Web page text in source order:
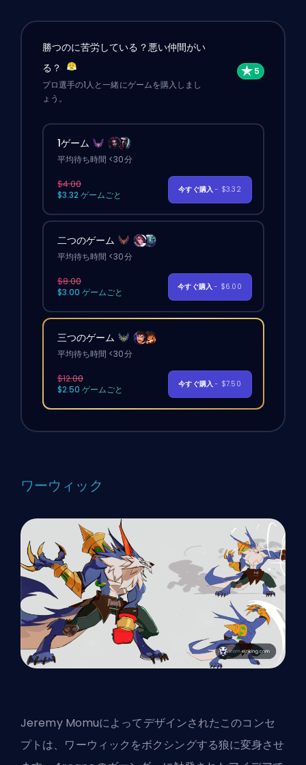
勝つのに苦労している？悪い仲間がい
る？
プロ選手の1人と一緒にゲームを購入しまし
ょう。
1ゲーム
平均待ち時間 <30分
$4.00
$3.32 ゲームごと
今すぐ購入- $3.32
二つのゲーム
平均待ち時間 <30分
$8.00
$3.00 ゲームごと
今すぐ購入- $6.00
三つのゲーム
平均待ち時間 <30分
$12.00
$2.50 ゲームごと
今すぐ購入- $7.50
ワーウィック
Jeremy Momuによってデザインされたこのコンセ
プトは、ワーウィックをボクシングする狼に変身させ